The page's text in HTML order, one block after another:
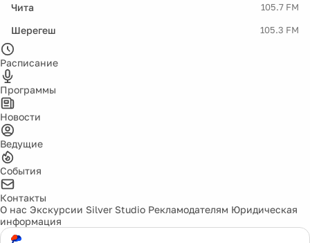
Чита 105.7 FM
Шерегеш 105.3 FM
Расписание
Программы
Новости
Ведущие
События
Контакты
О нас Экскурсии Silver Studio Рекламодателям Юридическая
информация